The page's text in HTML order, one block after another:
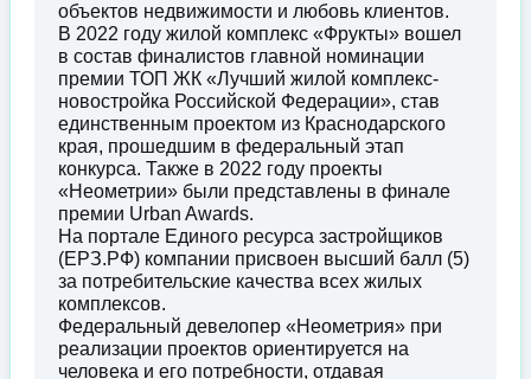
объектов недвижимости и любовь клиентов.
В 2022 году жилой комплекс «Фрукты» вошел
в состав финалистов главной номинации
премии ТОП ЖК «Лучший жилой комплекс-
новостройка Российской Федерации», став
единственным проектом из Краснодарского
края, прошедшим в федеральный этап
конкурса. Также в 2022 году проекты
«Неометрии» были представлены в финале
премии Urban Awards.
На портале Единого ресурса застройщиков
(ЕРЗ.РФ) компании присвоен высший балл (5)
за потребительские качества всех жилых
комплексов.
Федеральный девелопер «Неометрия» при
реализации проектов ориентируется на
человека и его потребности, отдавая